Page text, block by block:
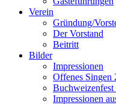
Verein
Gründung/
Der Vorstand
Beitritt
Bilder
Impressionen
Offenes Singen
Buchweizenfest
Impressionen